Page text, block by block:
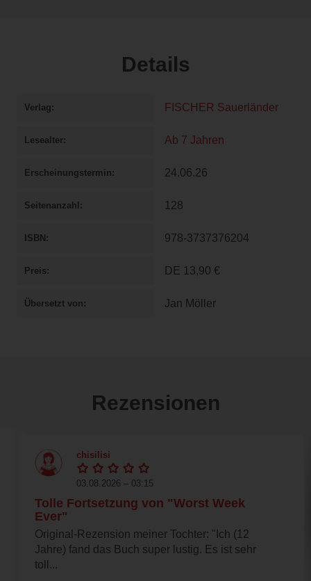
Details
Verlag FISCHER Sauerländer
Lesealter Ab 7 Jahren
Erscheinungstermin 24.06.26
Seitenanzahl 128
ISBN 978-3737376204
Preis DE 13,90 €
Übersetzt von Jan Möller
Rezensionen
chisilisi
03.08.2026 – 03:15
Tolle Fortsetzung von "Worst Week
Ever"
Original-Rezension meiner Tochter: "Ich (12
Jahre) fand das Buch super lustig. Es ist sehr
toll...